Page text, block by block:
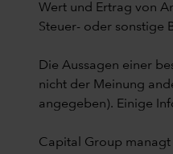
Wert und Ertrag von
Steuer- oder sonstige
Die Aussagen einer
nicht der Meinung
angegeben). Einige
Capital Group